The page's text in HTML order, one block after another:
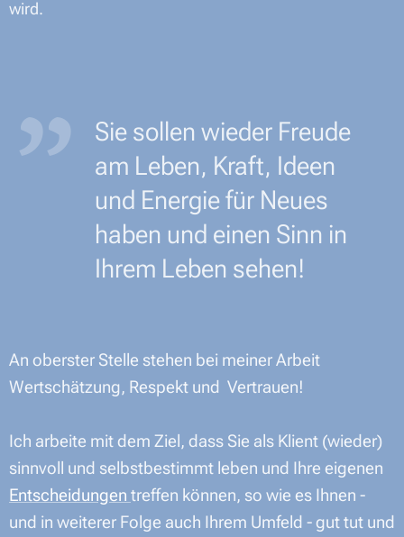
wird.
Sie sollen wieder Freude
am Leben, Kraft, Ideen
und Energie für Neues
haben und einen Sinn in
Ihrem Leben sehen!
An oberster Stelle stehen bei meiner Arbeit
Wertschätzung, Respekt und Vertrauen!
Ich arbeite mit dem Ziel, dass Sie als Klient (wieder)
sinnvoll und selbstbestimmt leben und Ihre eigenen
Entscheidungen treffen können, so wie es Ihnen -
und in weiterer Folge auch Ihrem Umfeld - gut tut und